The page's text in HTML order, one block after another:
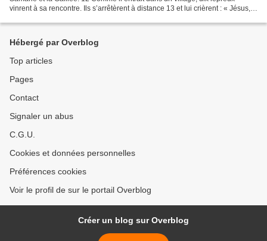
vinrent à sa rencontre. Ils s’arrêtèrent à distance 13 et lui crièrent : « Jésus,
Hébergé par Overblog
Top articles
Pages
Contact
Signaler un abus
C.G.U.
Cookies et données personnelles
Préférences cookies
Voir le profil de sur le portail Overblog
Créer un blog sur Overblog